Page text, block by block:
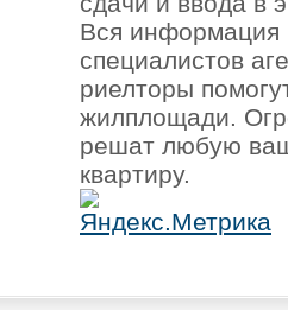
Вся информация
специалистов
риелторы
жилплощади.
решат любую
квартиру.